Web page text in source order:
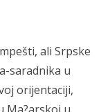
ali Srpske
saradnika u
orijentaciji,